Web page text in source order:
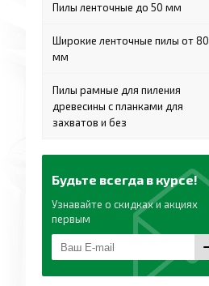
Пилы ленточные до 50 мм
Широкие ленточные пилы от 80
мм
Пилы рамные для пиления
древесины с планками для
захватов и без
Будьте всегда в курсе!
Узнавайте о скидках и акциях
первым